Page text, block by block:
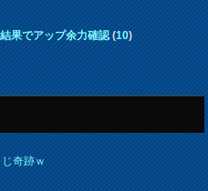
果でアップ余力確認(10)
奇跡ｗ